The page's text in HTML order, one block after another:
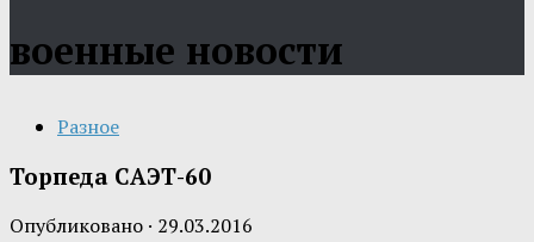
военные новости
Разное
Торпеда САЭТ-60
Опубликовано · 29.03.2016